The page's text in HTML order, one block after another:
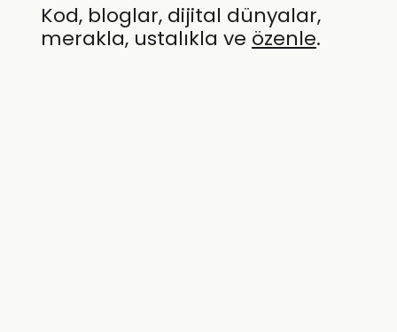
Kod, bloglar, dijital dünyalar,
merakla, ustalıkla ve özenle.